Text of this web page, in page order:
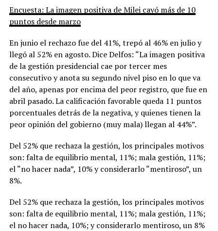
Encuesta: La imagen positiva de Milei cayó más de 10
puntos desde marzo
En junio el rechazo fue del 41%, trepó al 46% en julio y
llegó al 52% en agosto. Dice Delfos: “La imagen positiva
de la gestión presidencial cae por tercer mes
consecutivo y anota su segundo nivel piso en lo que va
del año, apenas por encima del peor registro, que fue en
abril pasado. La calificación favorable queda 11 puntos
porcentuales detrás de la negativa, y quienes tienen la
peor opinión del gobierno (muy mala) llegan al 44%”.
Del 52% que rechaza la gestión, los principales motivos
son: falta de equilibrio mental, 11%; mala gestión, 11%;
el “no hacer nada”, 10% y considerarlo “mentiroso”, un
8%.
Del 52% que rechaza la gestión, los principales motivos
son: falta de equilibrio mental, 11%; mala gestión, 11%;
el no hacer nada, 10%; y considerarlo mentiroso, un 8%